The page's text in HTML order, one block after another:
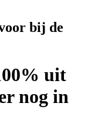
bij de
uit
nog in